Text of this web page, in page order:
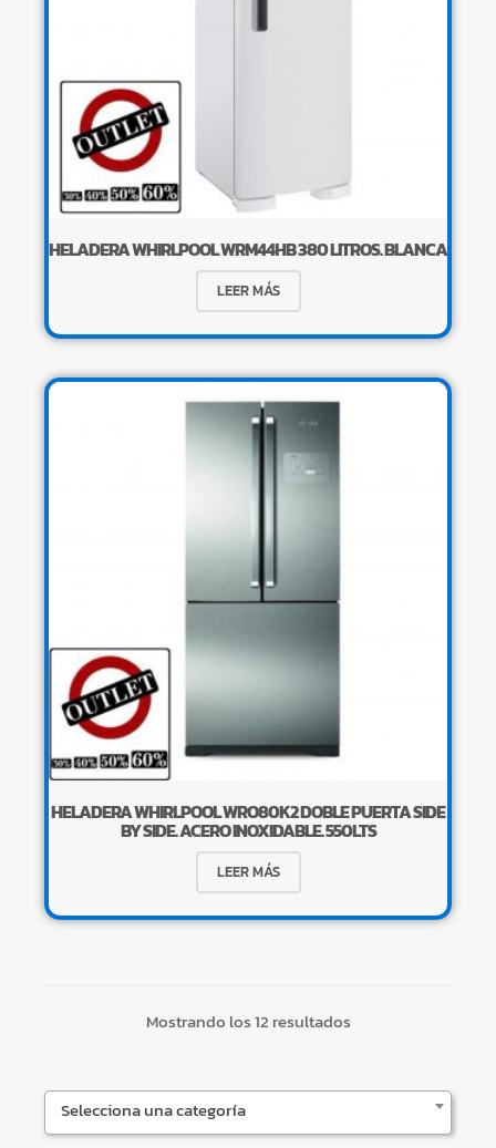
HELADERA WHIRLPOOL WRM44HB 380 LITROS. BLANCA
LEER MÁS
HELADERA WHIRLPOOL WRO80K2 DOBLE PUERTA SIDE
BY SIDE. ACERO INOXIDABLE. 550LTS
LEER MÁS
Mostrando los 12 resultados
Selecciona una categoría
Tu carrito está vacío.